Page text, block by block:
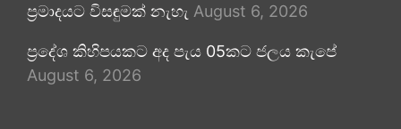
ප්‍රමාදයට විසඳුමක් නැහැ August 6, 2026
ප්‍රදේශ කිහිපයකට අද පැය 05කට ජලය කැපේ
August 6, 2026